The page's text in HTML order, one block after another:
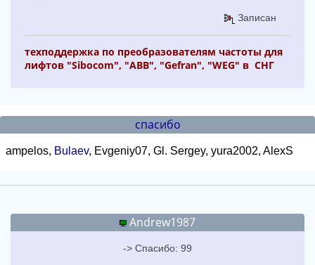
Записан
техподдержка по преобразователям частоты для
лифтов "Sibocom", "ABB", "Gefran", "WEG" в СНГ
спасибо
ampelos, Bulaev, Evgeniy07, Gl. Sergey, yura2002, AlexS
Andrew1987
-> Спасибо: 99